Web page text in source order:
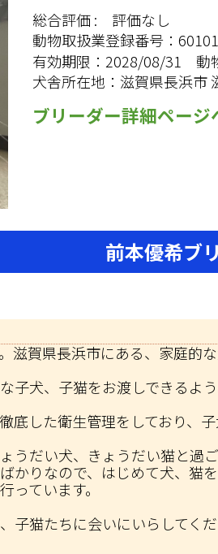
総合評価 :
評価なし
動物取扱業登録番号：
有効期限： 2028/08/31 動
犬舎所在地： 滋賀県長浜市
ブリーダー詳細ページ
前本優希ブ
滋賀県長浜市にある、家庭的な
犬、子猫をお渡しできるよう
底した衛生管理をしており、
うだい犬、きょうだい猫と
かりなので、はじめて犬、猫
っています。
子猫たちに会いにいらしてくだ